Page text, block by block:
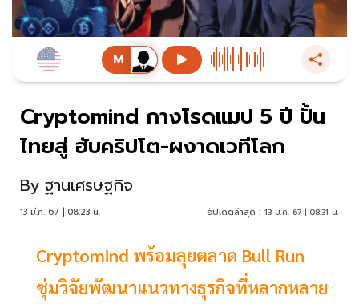
Cryptomind กางโรดแมป 5 ปี ปั้น
ไทยสู่ ฮับคริปโต-ผงาดเวทีโลก
By ฐานเศรษฐกิจ
13 มี.ค. 67 | 08:23 น. อัปเดตล่าสุด : 13 มี.ค. 67 | 08:31 น.
Cryptomind พร้อมลุยตลาด Bull Run
ซุ่มวิจัยพัฒนาแนวทางธุรกิจที่หลากหลาย